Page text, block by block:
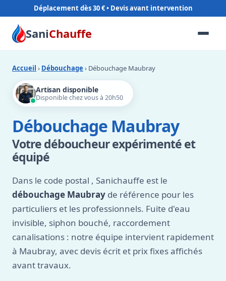
Déplacement dès 30 €
SaniChauffe
Accueil › Débouchage › Débouchage Maubray
Artisan disponible
Disponible chez vous à 20h50
Débouchage Maubray
Votre déboucheur expérimenté et
équipé
Dans le code postal , Sanichauffe est le
débouchage Maubray de référence pour les
particuliers et les professionnels. Fuite d'eau
invisible, siphon bouché, raccordement
canalisations : notre équipe intervient rapidement
à Maubray, avec devis écrit et prix fixes affichés
avant travaux.